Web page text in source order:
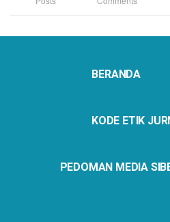
BERANDA
KODE ETIK
PEDOMAN MEDIA